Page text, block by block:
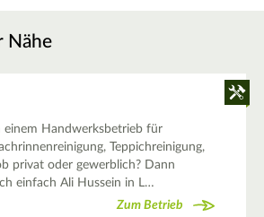
Nähe
einem Handwerksbetrieb für
Teppichreinigung,
privat oder gewerblich? Dann
einfach Ali Hussein in L…
Zum Betrieb